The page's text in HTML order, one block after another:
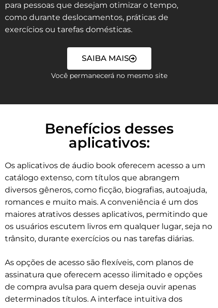
para pessoas que desejam otimizar o tempo,
como durante deslocamentos, práticas de
exercícios ou tarefas domésticas.
SAIBA MAIS
Você permanecerá no mesmo site
Benefícios desses
aplicativos:
Os aplicativos de áudio book oferecem acesso a um
catálogo extenso, com títulos que abrangem
diversos gêneros, como ficção, biografias, autoajuda,
romances e muito mais. A conveniência é um dos
maiores atrativos desses aplicativos, permitindo que
os usuários escutem livros em qualquer lugar, seja no
trânsito, durante exercícios ou nas tarefas diárias.
As opções de acesso são flexíveis, com planos de
assinatura que oferecem acesso ilimitado e opções
de compra avulsa para quem deseja ouvir apenas
determinados títulos. A interface intuitiva dos